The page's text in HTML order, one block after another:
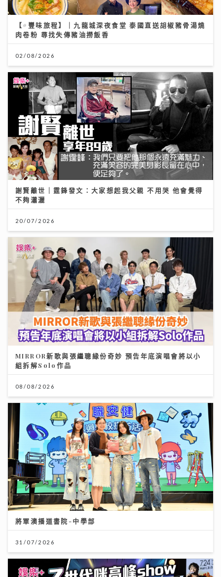
【#豐味旅程】｜九龍城深夜食堂 泰國直送胡椒豬骨湯燒
肉卷粉 尋找失傳豬油撈飯香
02/08/2026
謝賢離世｜霆鋒發文：大家想起我父親 不用哭 他會覺得
不夠瀟灑
20/07/2026
MIRROR新歌與張繼聰緣份奇妙 預告年底演唱會將以小
組拆解Solo作品
08/08/2026
將軍澳播道書院-中學部
31/07/2026